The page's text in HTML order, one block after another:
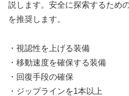
説します。安全に探索するため
を推奨します。
・視認性を上げる装備
・移動速度を確保する装備
・回復手段の確保
・ジップラインを1本以上